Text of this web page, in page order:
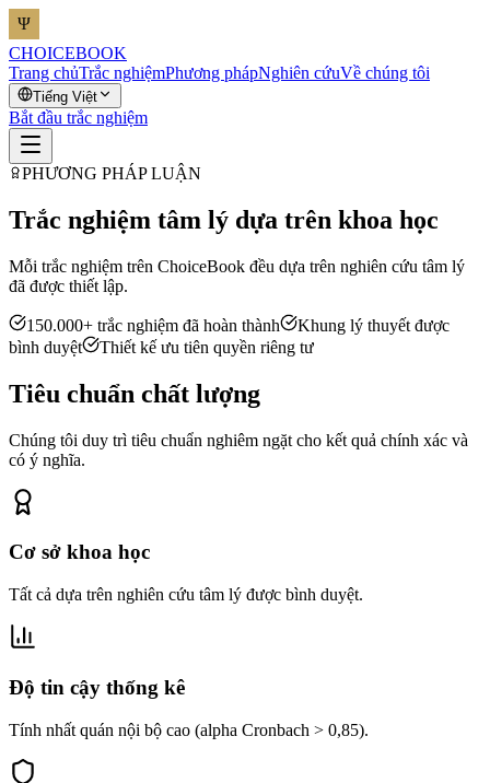
CHOICEBOOK
Trang chủTrắc nghiệmPhương phápNghiên cứuVề chúng tôi
Tiếng Việt
Bắt đầu trắc nghiệm
PHƯƠNG PHÁP LUẬN
Trắc nghiệm tâm lý dựa trên khoa học
Mỗi trắc nghiệm trên ChoiceBook đều dựa trên nghiên cứu tâm lý
đã được thiết lập.
150.000+ trắc nghiệm đã hoàn thành
Khung lý thuyết được
bình duyệt
Thiết kế ưu tiên quyền riêng tư
Tiêu chuẩn chất lượng
Chúng tôi duy trì tiêu chuẩn nghiêm ngặt cho kết quả chính xác và
có ý nghĩa.
Cơ sở khoa học
Tất cả dựa trên nghiên cứu tâm lý được bình duyệt.
Độ tin cậy thống kê
Tính nhất quán nội bộ cao (alpha Cronbach > 0,85).